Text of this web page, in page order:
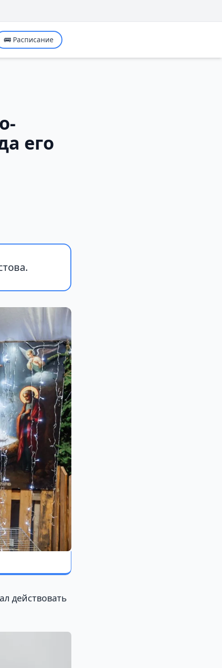
🚌 Расписание
его
действовать